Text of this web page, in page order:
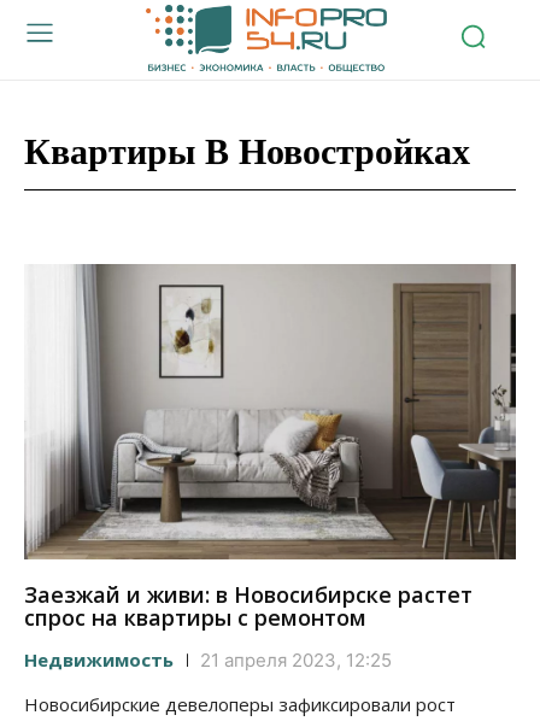
Квартиры В Новостройках
Заезжай и живи: в Новосибирске растет
спрос на квартиры с ремонтом
Недвижимость 21 апреля 2023, 12:25
Новосибирские девелоперы зафиксировали рост